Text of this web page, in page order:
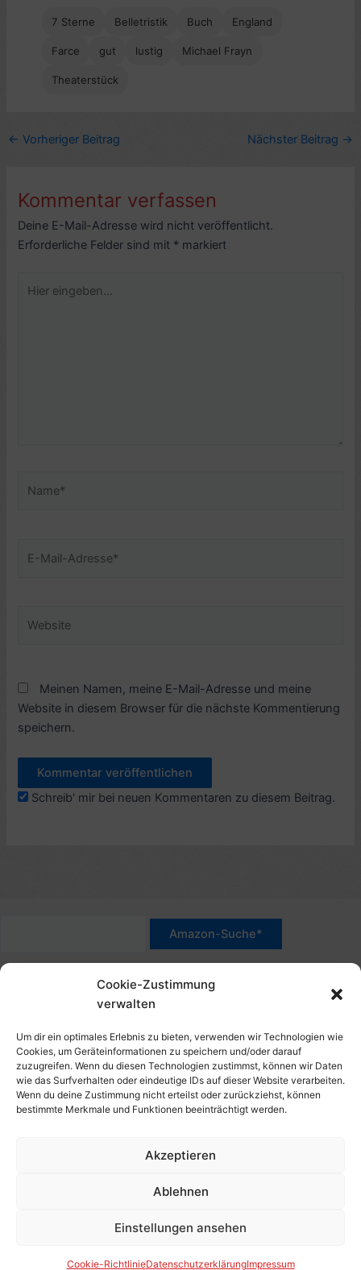
Cookie-Zustimmung
verwalten
Um dir ein optimales Erlebnis zu bieten, verwenden wir Technologien wie
Cookies, um Geräteinformationen zu speichern und/oder darauf
zuzugreifen. Wenn du diesen Technologien zustimmst, können wir Daten
wie das Surfverhalten oder eindeutige IDs auf dieser Website verarbeiten.
Wenn du deine Zustimmung nicht erteilst oder zurückziehst, können
bestimmte Merkmale und Funktionen beeinträchtigt werden.
Akzeptieren
Ablehnen
Einstellungen ansehen
Cookie-RichtlinieDatenschutzerklärungImpressum
7 Sterne Belletristik Buch England
Farce gut lustig Michael Frayn
Theaterstück
← Vorheriger Beitrag Nächster Beitrag →
Kommentar verfassen
Deine E-Mail-Adresse wird nicht veröffentlicht.
Erforderliche Felder sind mit * markiert
eingeben…
Mail-
Meinen Namen, meine E-Mail-Adresse und meine
Website in diesem Browser für die nächste Kommentierung
speichern.
Schreib' mir bei neuen Kommentaren zu diesem Beitrag.
*Werbehinweis für Links mit Hinweis "Amazon-Werbelink(s)",
"Amazon-Suche" und/oder mit Sternchen (*): Das sind Affiliate-
Link. Wenn Du auf der verlinkten Website etwas kaufst, erhalte
Aufschlag – und unterstützt diese Seite. Als Amazon-Partner
verdiene ich an qualifizierten Verkäufen. Dies gilt auch für
Klicks/Tipps auf Produktbilder, die mit einer Händler-Seite wie
Amazon verlinkt sind.
Impressum
Datenschutzerklärung
Kontakt, Folgen & Über